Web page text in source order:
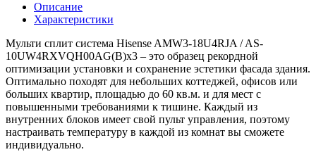
Описание
Характеристики
Мульти сплит система Hisense AMW3-18U4RJA / AS-
10UW4RXVQH00AG(B)x3 – это образец рекордной
оптимизации установки и сохранение эстетики фасада здания.
Оптимально походят для небольших коттеджей, офисов или
больших квартир, площадью до 60 кв.м. и для мест с
повышенными требованиями к тишине. Каждый из
внутренних блоков имеет свой пульт управления, поэтому
настраивать температуру в каждой из комнат вы сможете
индивидуально.